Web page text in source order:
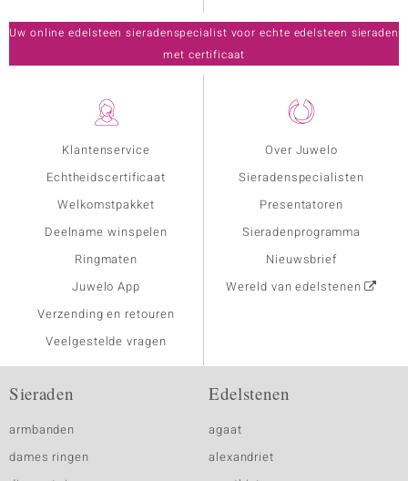
Klantenservice
Echtheidscertificaat
Welkomstpakket
Deelname winspelen
Ringmaten
Juwelo App
Verzending en retouren
Veelgestelde vragen
Over Juwelo
Sieradenspecialisten
Presentatoren
Sieradenprogramma
Nieuwsbrief
Wereld van edelstenen
Uw online edelsteen sieradenspecialist voor echte edelsteen sieraden
met certificaat
Sieraden
armbanden
dames ringen
Edelstenen
agaat
alexandriet